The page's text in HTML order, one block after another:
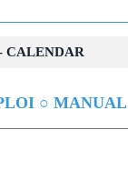
CALENDAR
○ MANUAL